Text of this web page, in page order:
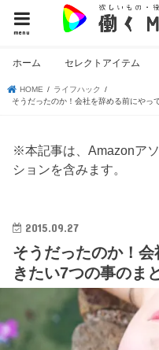
menu
ホーム セレクトアイテム
HOME
ライフハック
そうだったのか！会社を辞める前にやっ
※本記事は、Amazonア
ションを含みます。
2015.09.27
そうだったのか！
きたい7つの事のま